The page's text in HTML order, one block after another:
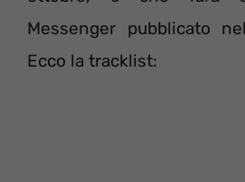
Messenger pubblicato
Ecco la tracklist: